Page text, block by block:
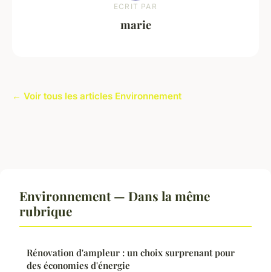
ECRIT PAR
marie
← Voir tous les articles Environnement
Environnement — Dans la même
rubrique
Rénovation d'ampleur : un choix surprenant pour
des économies d'énergie